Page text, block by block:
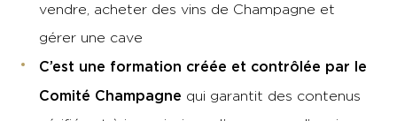
vendre, acheter des vins de Champagne et
gérer une cave
C’est une formation créée et contrôlée par le
Comité Champagne qui garantit des contenus